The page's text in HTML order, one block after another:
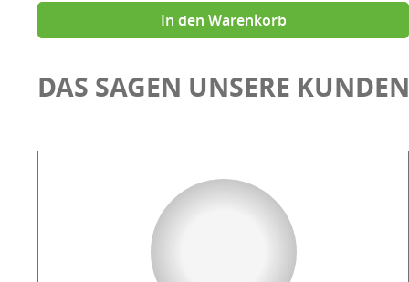
In den Warenkorb
DAS SAGEN UNSERE KUNDEN